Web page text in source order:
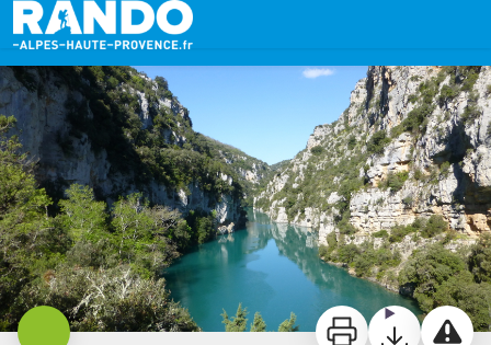
GRP® TDV - Etape 4 : Quinson - St-Julien-le-Montagnier
ImprimerTéléchargerSignaler